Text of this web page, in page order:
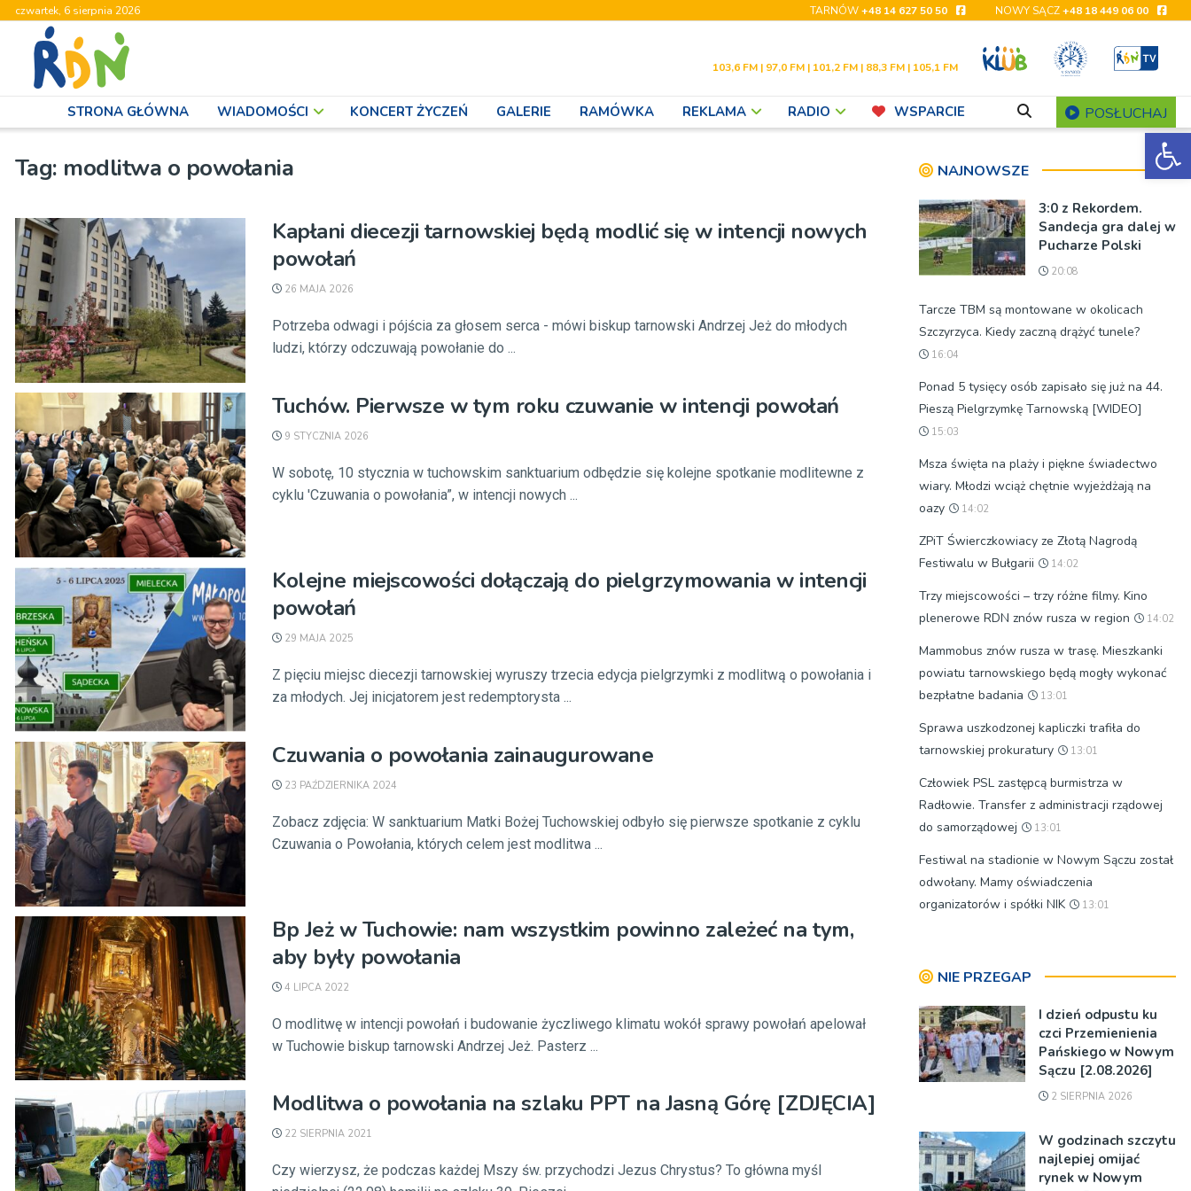
czwartek, 6 sierpnia 2026 TARNÓW+48 14 627 50 50 NOWY SĄCZ+48 18 449 06 00
103,6 FM | 97,0 FM | 101,2 FM | 88,3 FM | 105,1 FM
STRONA GŁÓWNA WIADOMOŚCI KONCERT ŻYCZEŃ GALERIE RAMÓWKA REKLAMA RADIO WSPARCIE POSŁUCHAJ
Tag: modlitwa o powołania
Kapłani diecezji tarnowskiej będą modlić się w intencji nowych
powołań
26 MAJA 2026
Potrzeba odwagi i pójścia za głosem serca - mówi biskup tarnowski Andrzej Jeż do młodych
ludzi, którzy odczuwają powołanie do ...
Tuchów. Pierwsze w tym roku czuwanie w intencji powołań
9 STYCZNIA 2026
W sobotę, 10 stycznia w tuchowskim sanktuarium odbędzie się kolejne spotkanie modlitewne z
cyklu 'Czuwania o powołania”, w intencji nowych ...
Kolejne miejscowości dołączają do pielgrzymowania w intencji
powołań
29 MAJA 2025
Z pięciu miejsc diecezji tarnowskiej wyruszy trzecia edycja pielgrzymki z modlitwą o powołania i
za młodych. Jej inicjatorem jest redemptorysta ...
Czuwania o powołania zainaugurowane
23 PAŹDZIERNIKA 2024
Zobacz zdjęcia: W sanktuarium Matki Bożej Tuchowskiej odbyło się pierwsze spotkanie z cyklu
Czuwania o Powołania, których celem jest modlitwa ...
Bp Jeż w Tuchowie: nam wszystkim powinno zależeć na tym,
aby były powołania
4 LIPCA 2022
O modlitwę w intencji powołań i budowanie życzliwego klimatu wokół sprawy powołań apelował
w Tuchowie biskup tarnowski Andrzej Jeż. Pasterz ...
Modlitwa o powołania na szlaku PPT na Jasną Górę [ZDJĘCIA]
22 SIERPNIA 2021
Czy wierzysz, że podczas każdej Mszy św. przychodzi Jezus Chrystus? To główna myśl
NAJNOWSZE
3:0 z Rekordem.
Sandecja gra dalej w
Pucharze Polski
20:08
Tarcze TBM są montowane w okolicach
Szczyrzyca. Kiedy zaczną drążyć tunele?
16:04
Ponad 5 tysięcy osób zapisało się już na 44.
Pieszą Pielgrzymkę Tarnowską [WIDEO]
15:03
Msza święta na plaży i piękne świadectwo
wiary. Młodzi wciąż chętnie wyjeżdżają na
oazy
14:02
ZPiT Świerczkowiacy ze Złotą Nagrodą
Festiwalu w Bułgarii
14:02
Trzy miejscowości – trzy różne filmy. Kino
plenerowe RDN znów rusza w region
14:02
Mammobus znów rusza w trasę. Mieszkanki
powiatu tarnowskiego będą mogły wykonać
bezpłatne badania
13:01
Sprawa uszkodzonej kapliczki trafiła do
tarnowskiej prokuratury
13:01
Człowiek PSL zastępcą burmistrza w
Radłowie. Transfer z administracji rządowej
do samorządowej
13:01
Festiwal na stadionie w Nowym Sączu został
odwołany. Mamy oświadczenia
organizatorów i spółki NIK
13:01
NIE PRZEGAP
I dzień odpustu ku
czci Przemienienia
Pańskiego w Nowym
Sączu [2.08.2026]
2 SIERPNIA 2026
W godzinach szczytu
najlepiej omijać
rynek w Nowym